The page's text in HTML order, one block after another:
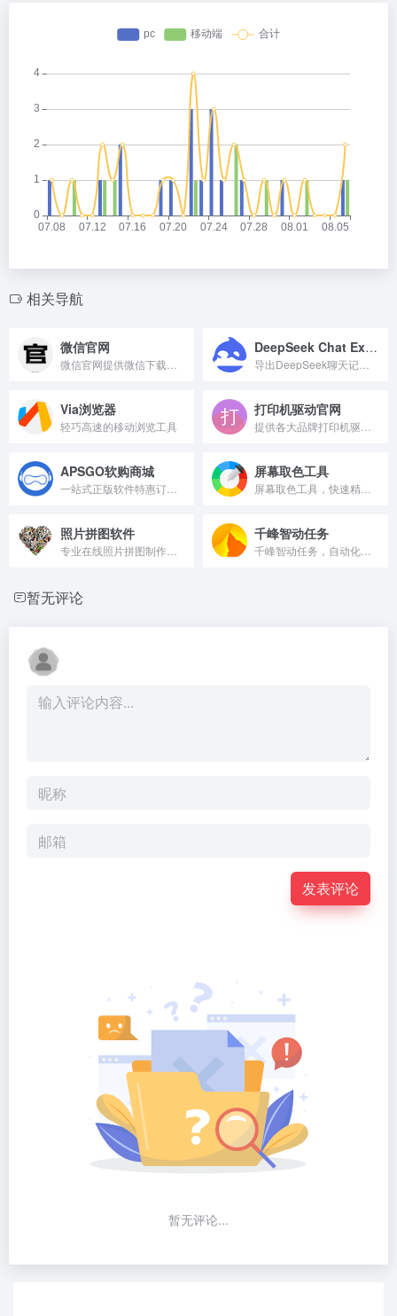
相关导航
微信官网 DeepSeek Chat Exporter
Via浏览器
轻巧高速的移动浏览工具
打印机驱动官网
APSGO软购商城 屏幕取色工具
照片拼图软件 千峰智动任务
暂无评论
发表评论
暂无评论...